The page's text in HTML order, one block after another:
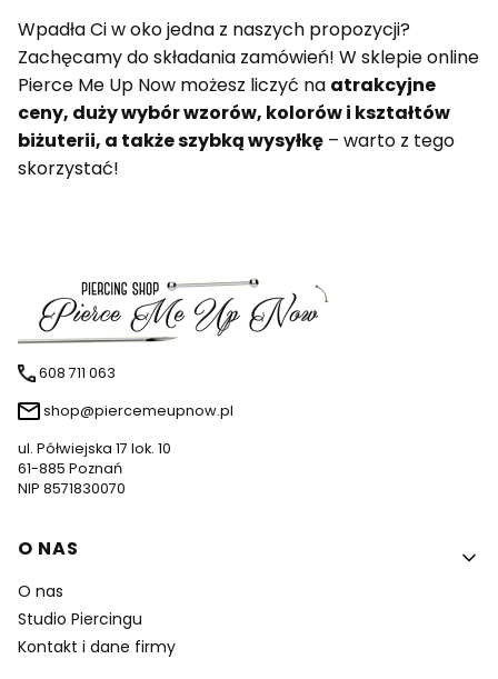
Wpadła Ci w oko jedna z naszych propozycji?
Zachęcamy do składania zamówień! W sklepie online
Pierce Me Up Now możesz liczyć na atrakcyjne
ceny, duży wybór wzorów, kolorów i kształtów
biżuterii, a także szybką wysyłkę – warto z tego
skorzystać!
608 711 063
shop@piercemeupnow.pl
ul. Półwiejska 17 lok. 10
61-885 Poznań
NIP 8571830070
Linki w stopce
O NAS
O nas
Studio Piercingu
Kontakt i dane firmy